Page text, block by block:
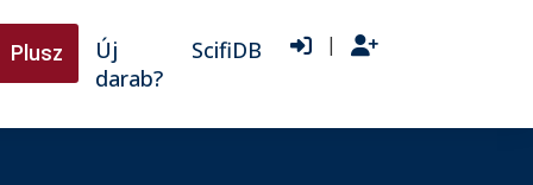
Plusz
Új
darab?
ScifiDB |